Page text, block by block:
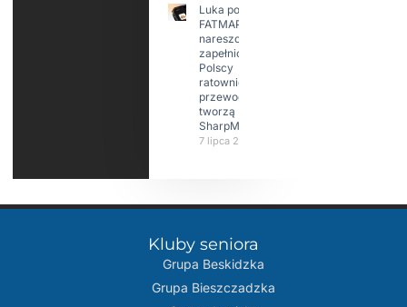
Luka po
FATMAP-ie
nareszcie
zapełniona?
Polscy
ratownicy i
przewodnicy
tworzą
SharpMap
7 lipca 2026
Kluby seniora
Grupa Beskidzka​
Grupa Bieszczadzka